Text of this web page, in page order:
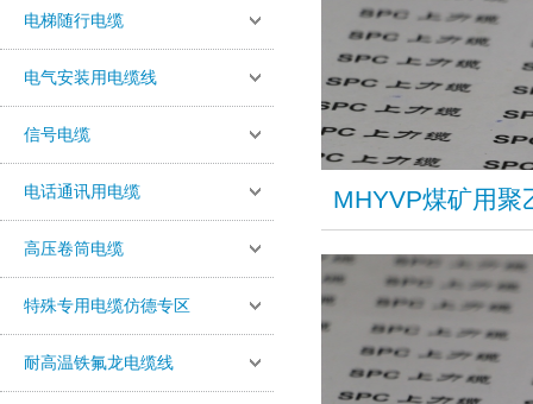
电梯随行电缆
电气安装用电缆线
信号电缆
电话通讯用电缆
高压卷筒电缆
特殊专用电缆仿德专区
耐高温铁氟龙电缆线
MHYVP煤矿用聚